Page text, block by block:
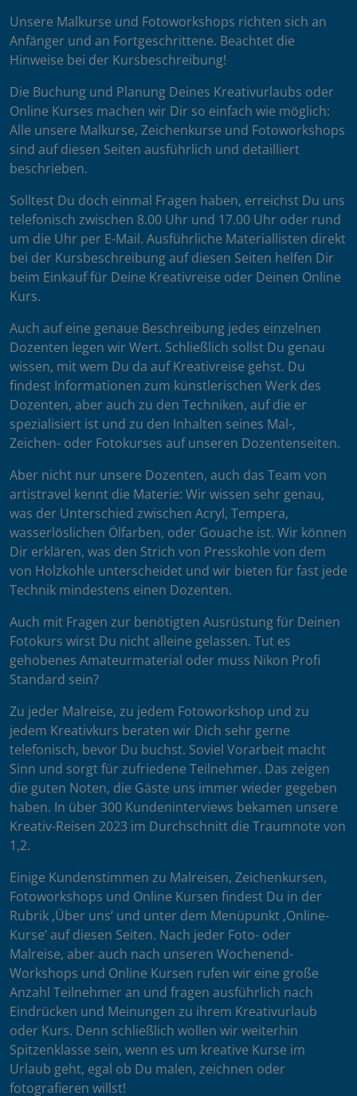
Unsere Malkurse und Fotoworkshops richten sich an
Anfänger und an Fortgeschrittene. Beachtet die
Hinweise bei der Kursbeschreibung!
Die Buchung und Planung Deines Kreativurlaubs oder
Online Kurses machen wir Dir so einfach wie möglich:
Alle unsere Malkurse, Zeichenkurse und Fotoworkshops
sind auf diesen Seiten ausführlich und detailliert
beschrieben.
Solltest Du doch einmal Fragen haben, erreichst Du uns
telefonisch zwischen 8.00 Uhr und 17.00 Uhr oder rund
um die Uhr per E-Mail. Ausführliche Materiallisten direkt
bei der Kursbeschreibung auf diesen Seiten helfen Dir
beim Einkauf für Deine Kreativreise oder Deinen Online
Kurs.
Auch auf eine genaue Beschreibung jedes einzelnen
Dozenten legen wir Wert. Schließlich sollst Du genau
wissen, mit wem Du da auf Kreativreise gehst. Du
findest Informationen zum künstlerischen Werk des
Dozenten, aber auch zu den Techniken, auf die er
spezialisiert ist und zu den Inhalten seines Mal-,
Zeichen- oder Fotokurses auf unseren Dozentenseiten.
Aber nicht nur unsere Dozenten, auch das Team von
artistravel kennt die Materie: Wir wissen sehr genau,
was der Unterschied zwischen Acryl, Tempera,
wasserlöslichen Ölfarben, oder Gouache ist. Wir können
Dir erklären, was den Strich von Presskohle von dem
von Holzkohle unterscheidet und wir bieten für fast jede
Technik mindestens einen Dozenten.
Auch mit Fragen zur benötigten Ausrüstung für Deinen
Fotokurs wirst Du nicht alleine gelassen. Tut es
gehobenes Amateurmaterial oder muss Nikon Profi
Standard sein?
Zu jeder Malreise, zu jedem Fotoworkshop und zu
jedem Kreativkurs beraten wir Dich sehr gerne
telefonisch, bevor Du buchst. Soviel Vorarbeit macht
Sinn und sorgt für zufriedene Teilnehmer. Das zeigen
die guten Noten, die Gäste uns immer wieder gegeben
haben. In über 300 Kundeninterviews bekamen unsere
Kreativ-Reisen 2023 im Durchschnitt die Traumnote von
1,2.
Einige Kundenstimmen zu Malreisen, Zeichenkursen,
Fotoworkshops und Online Kursen findest Du in der
Rubrik ‚Über uns’ und unter dem Menüpunkt ‚Online-
Kurse’ auf diesen Seiten. Nach jeder Foto- oder
Malreise, aber auch nach unseren Wochenend-
Workshops und Online Kursen rufen wir eine große
Anzahl Teilnehmer an und fragen ausführlich nach
Eindrücken und Meinungen zu ihrem Kreativurlaub
oder Kurs. Denn schließlich wollen wir weiterhin
Spitzenklasse sein, wenn es um kreative Kurse im
Urlaub geht, egal ob Du malen, zeichnen oder
fotografieren willst!